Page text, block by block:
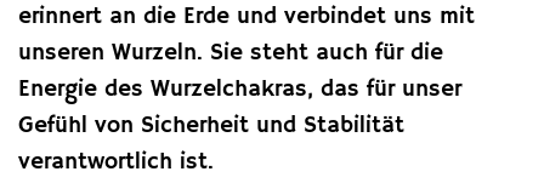
erinnert an die Erde und verbindet uns mit
unseren Wurzeln. Sie steht auch für die
Energie des Wurzelchakras, das für unser
Gefühl von Sicherheit und Stabilität
verantwortlich ist.